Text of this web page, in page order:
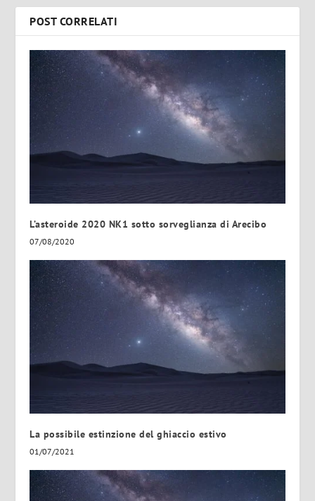
POST CORRELATI
L’asteroide 2020 NK1 sotto sorveglianza di Arecibo
07/08/2020
La possibile estinzione del ghiaccio estivo
01/07/2021